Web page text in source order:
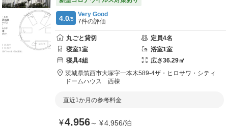
4.0/5
Very Good
7件の評価
丸ごと貸切 定員4名
寝室1室 浴室1室
寝具4組 広さ36.29㎡
茨城県筑西市大塚字一本木589-4ザ・ヒロサワ・シティ
ドームハウス 西棟
直近1か月の参考料金
¥4,956～ ¥4,956/泊